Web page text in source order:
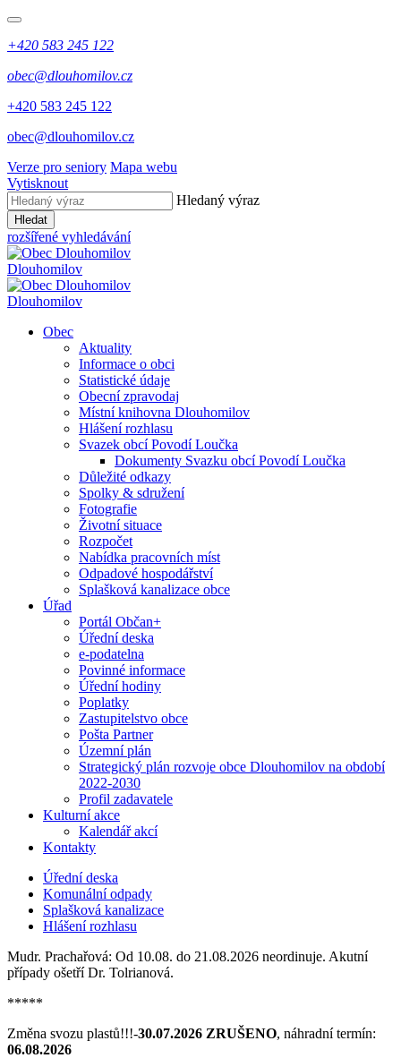
+420 583 245 122
obec@dlouhomilov.cz
+420 583 245 122
obec@dlouhomilov.cz
Verze pro seniory Mapa webu
Vytisknout
Hledaný výraz
Hledat
rozšířené vyhledávání
Dlouhomilov
Dlouhomilov
Obec
Aktuality
Informace o obci
Statistické údaje
Obecní zpravodaj
Místní knihovna Dlouhomilov
Hlášení rozhlasu
Svazek obcí Povodí Loučka
Dokumenty Svazku obcí Povodí Loučka
Důležité odkazy
Spolky & sdružení
Fotografie
Životní situace
Rozpočet
Nabídka pracovních míst
Odpadové hospodářství
Splašková kanalizace obce
Úřad
Portál Občan+
Úřední deska
e-podatelna
Povinné informace
Úřední hodiny
Poplatky
Zastupitelstvo obce
Pošta Partner
Územní plán
Strategický plán rozvoje obce Dlouhomilov na období
2022-2030
Profil zadavatele
Kulturní akce
Kalendář akcí
Kontakty
Úřední deska
Komunální odpady
Splašková kanalizace
Hlášení rozhlasu
Mudr. Prachařová: Od 10.08. do 21.08.2026 neordinuje. Akutní
případy ošetří Dr. Tolrianová.
*****
Změna svozu plastů!!!-30.07.2026 ZRUŠENO, náhradní termín:
06.08.2026